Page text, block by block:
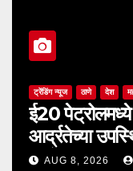
ट्रेंडिंग न्यूज ठाणे देश
ई20
आर्द्रतेच्या
झाले नाहीत
AUG 8, 2026